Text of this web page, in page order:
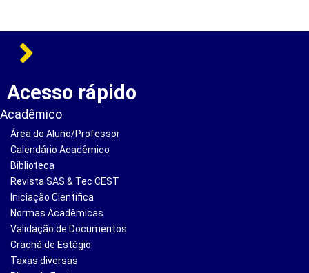
Acesso rápido
Acadêmico
Área do Aluno/Professor
Calendário Acadêmico
Biblioteca
Revista SAS & Tec CEST
Iniciação Científica
Normas Acadêmicas
Validação de Documentos
Crachá de Estágio
Taxas diversas